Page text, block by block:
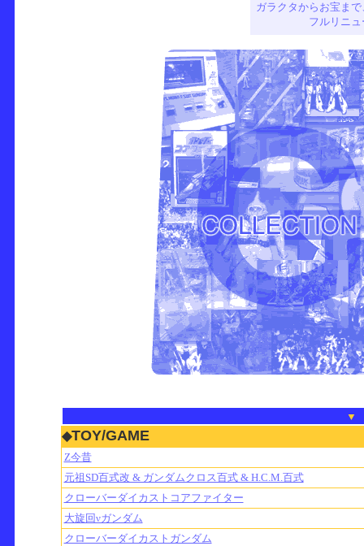
ガラクタからお宝ま
フルリニ
◆TOY/GAME
Z今昔
元祖SD百式改 & ガンダムクロス百式 & H.C.M.百式
クローバーダイカストコアファイター
大旋回νガンダム
クローバーダイカストガンダム